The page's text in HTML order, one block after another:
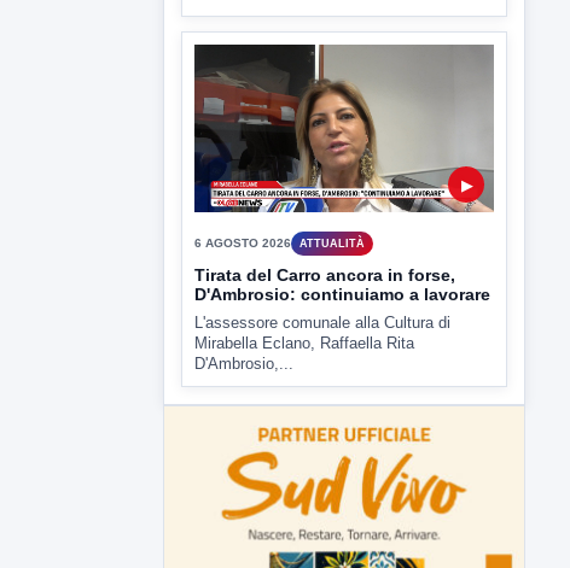
D'Ambrosio,...